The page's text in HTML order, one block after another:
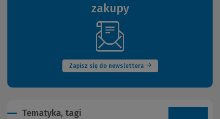
zakupy
Zapisz się do newslettera
(Nowe
okno)
Tematyka, tagi